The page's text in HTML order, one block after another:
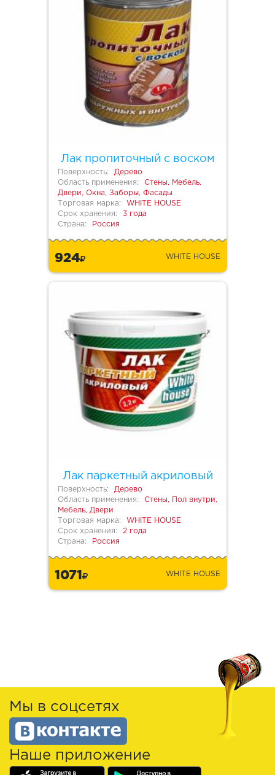
Лак пропиточный с воском
Поверхность:
Дерево
Область применения:
Стены, Мебель,
Двери, Окна, Заборы, Фасады
Торговая марка:
WHITE HOUSE
Срок хранения:
3 года
Страна:
Россия
924 WHITE HOUSE
Лак паркетный акриловый
Поверхность:
Дерево
Область применения:
Стены, Пол внутри,
Мебель, Двери
Торговая марка:
WHITE HOUSE
Срок хранения:
2 года
Страна:
Россия
1071 WHITE HOUSE
Мы в соцсетях
Наше приложение